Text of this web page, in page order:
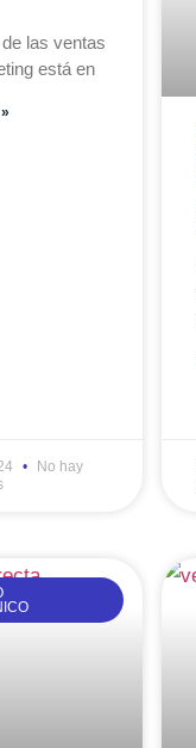
las ventas
está en
No hay